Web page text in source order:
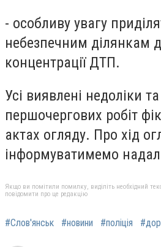
- особливу увагу
небезпечним ділянкам
концентрації ДТП.
Усі виявлені недоліки
першочергових робіт
актах огляду. Про хід
інформуватимемо
Якщо ви помітили помилку, виділіть необхідний
повідомити про це редакцію
#Слов'янськ #новини #поліція